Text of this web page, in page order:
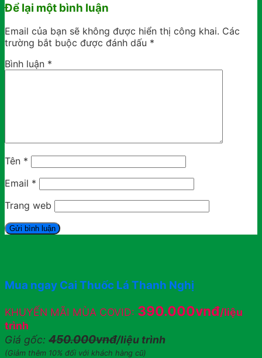
Để lại một bình luận
Email của bạn sẽ không được hiển thị công khai. Các
trường bắt buộc được đánh dấu *
Bình luận *
Tên *
Email *
Trang web
Mua ngay Cai Thuốc Lá Thanh Nghị
KHUYẾN MÃI MÙA COVID: 390.000vnđ/liệu
trình
Giá gốc: 450.000vnđ/liệu trình
(Giảm thêm 10% đối với khách hàng cũ)